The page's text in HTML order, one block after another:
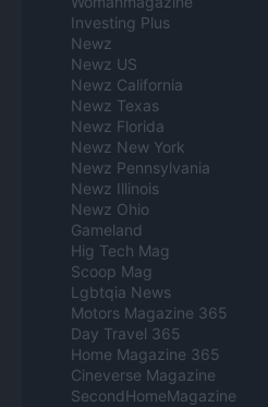
Investing Plus
Newz
Newz US
Newz California
Newz Texas
Newz Florida
Newz New York
Newz Pennsylvania
Newz Illinois
Newz Ohio
Gameland
Hig Tech Mag
Scoop Mag
Lgbtqia News
Motors Magazine 365
Day Travel 365
Home Magazine 365
Cineverse Magazine
SecondHomeMagazine